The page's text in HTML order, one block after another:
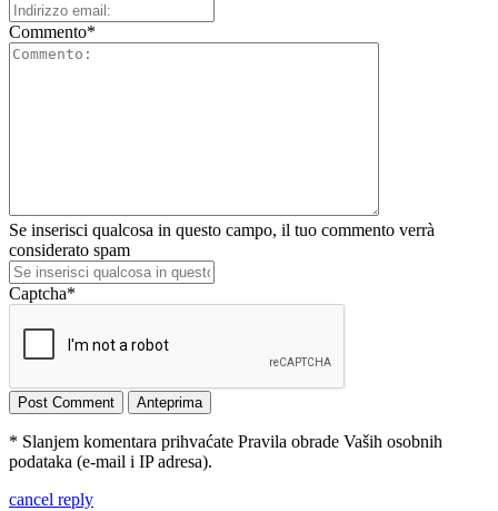
Commento*
Se inserisci qualcosa in questo campo, il tuo commento verrà
considerato spam
Captcha*
* Slanjem komentara prihvaćate Pravila obrade Vaših osobnih
podataka (e-mail i IP adresa).
cancel reply